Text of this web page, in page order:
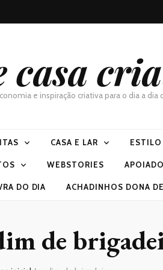
casa
e inspiração criativa para o dia a dia
CASA E LAR ESTILO
WEBSTORIES
DO DIA ACHADINHOS DONA
de